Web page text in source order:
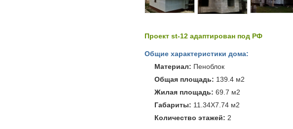
Проект st-12 адаптирован под РФ
Общие характеристики дома:
Материал: Пеноблок
Общая площадь: 139.4 м2
Жилая площадь: 69.7 м2
Габариты: 11.34X7.74 м2
Количество этажей: 2